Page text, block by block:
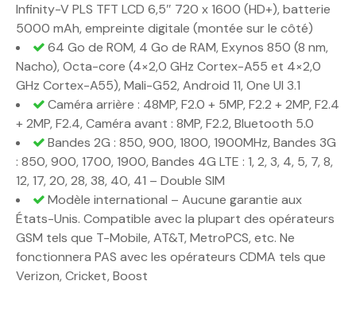
Infinity-V PLS TFT LCD 6,5″ 720 x 1600 (HD+), batterie
5000 mAh, empreinte digitale (montée sur le côté)
64 Go de ROM, 4 Go de RAM, Exynos 850 (8 nm,
Nacho), Octa-core (4×2,0 GHz Cortex-A55 et 4×2,0
GHz Cortex-A55), Mali-G52, Android 11, One UI 3.1
Caméra arrière : 48MP, F2.0 + 5MP, F2.2 + 2MP, F2.4
+ 2MP, F2.4, Caméra avant : 8MP, F2.2, Bluetooth 5.0
Bandes 2G : 850, 900, 1800, 1900MHz, Bandes 3G
: 850, 900, 1700, 1900, Bandes 4G LTE : 1, 2, 3, 4, 5, 7, 8,
12, 17, 20, 28, 38, 40, 41 – Double SIM
Modèle international – Aucune garantie aux
États-Unis. Compatible avec la plupart des opérateurs
GSM tels que T-Mobile, AT&T, MetroPCS, etc. Ne
fonctionnera PAS avec les opérateurs CDMA tels que
Verizon, Cricket, Boost